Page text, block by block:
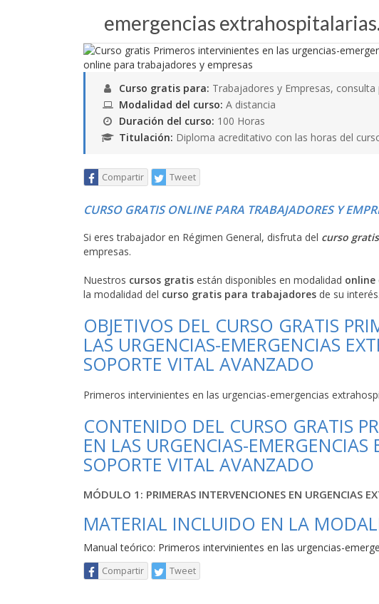
emergencias
Curso gratis para: Trabajadores y Empresas,
Modalidad del curso: A distancia
Duración del curso: 100 Horas
Titulación: Diploma acreditativo con las horas del
Compartir Tweet
CURSO GRATIS ONLINE PARA TRABAJADORES Y
Si eres trabajador en Régimen General, disfruta del curso
empresas.
Nuestros cursos gratis están disponibles en modalidad online
la modalidad del curso gratis para trabajadores de su interés.
OBJETIVOS DEL CURSO GRATIS
LAS URGENCIAS-EMERGENCIAS
SOPORTE VITAL AVANZADO
Primeros intervinientes en las urgencias-emergencias
CONTENIDO DEL CURSO GRATIS
EN LAS URGENCIAS-EMERGENCIAS
SOPORTE VITAL AVANZADO
MÓDULO 1: PRIMERAS INTERVENCIONES EN URGENCIAS
MATERIAL INCLUIDO EN LA
Manual teórico: Primeros intervinientes en las urgencias-
Compartir Tweet